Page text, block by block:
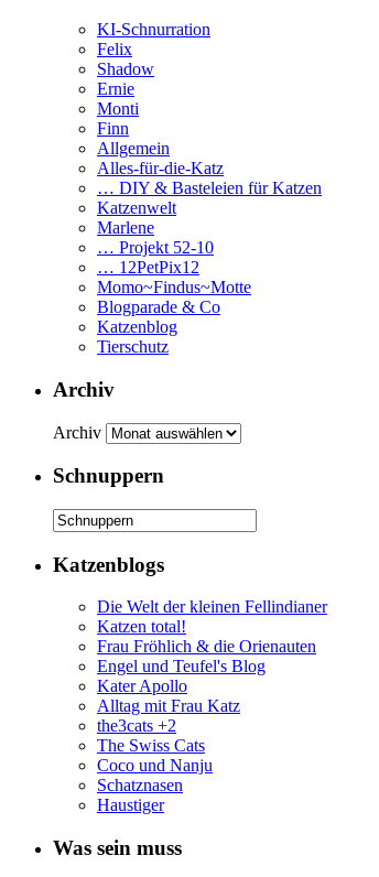
KI-Schnurration
Felix
Shadow
Ernie
Monti
Finn
Allgemein
Alles-für-die-Katz
… DIY & Basteleien für Katzen
Katzenwelt
Marlene
… Projekt 52-10
… 12PetPix12
Momo~Findus~Motte
Blogparade & Co
Katzenblog
Tierschutz
Archiv
Archiv
Schnuppern
Katzenblogs
Die Welt der kleinen Fellindianer
Katzen total!
Frau Fröhlich & die Orienauten
Engel und Teufel's Blog
Kater Apollo
Alltag mit Frau Katz
the3cats +2
The Swiss Cats
Coco und Nanju
Schatznasen
Haustiger
Was sein muss